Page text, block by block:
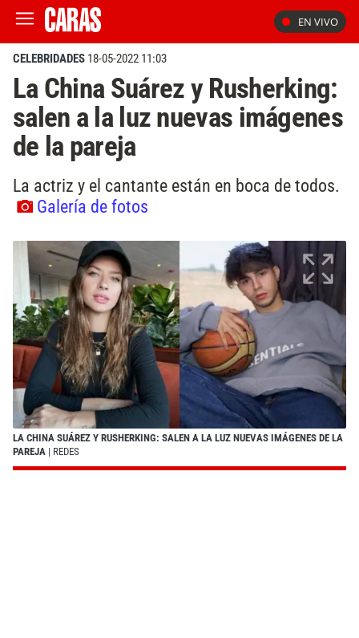
EN VIVO
CELEBRIDADES 18-05-2022 11:03
La China Suárez y Rusherking:
salen a la luz nuevas imágenes
de la pareja
La actriz y el cantante están en boca de todos.
Galería de fotos
LA CHINA SUÁREZ Y RUSHERKING: SALEN A LA LUZ NUEVAS IMÁGENES DE LA
PAREJA | REDES